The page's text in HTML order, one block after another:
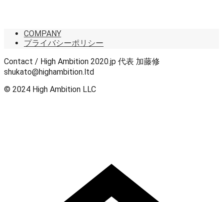
COMPANY
プライバシーポリシー
Contact / High Ambition 2020.jp 代表 加藤修
shukato@highambition.ltd
© 2024 High Ambition LLC